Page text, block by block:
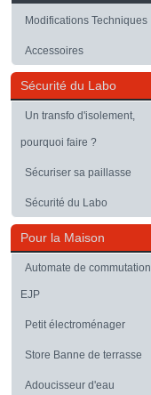
Modifications Techniques
Accessoires
Sécurité du Labo
Un transfo d'isolement,
pourquoi faire ?
Sécuriser sa paillasse
Sécurité du Labo
Pour la Maison
Automate de commutation
EJP
Petit électroménager
Store Banne de terrasse
Adoucisseur d'eau